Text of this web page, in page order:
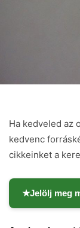
Ha kedveled az
kedvenc
cikkeinket a
★Jelölj meg